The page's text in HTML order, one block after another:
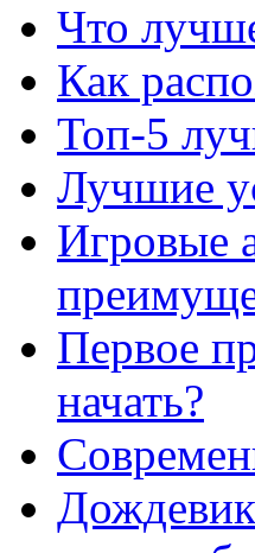
Что
Как
Топ-5
Лучшие
Игровые
Первое
начать?